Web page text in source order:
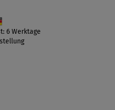
6 Werktage